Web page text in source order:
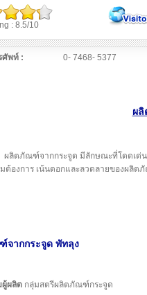
: 8.5/10
ศัพท์ : 0- 7468- 5377
ผลิ
ผลิตภัณฑ์จากกระจูด มีลักษณะที่โดดเด่
ต้องการ เน้นดอกและลวดลายของผลิ
จากกระจูด พัทลุง
ผู้ผลิต กลุ่มสตรีผลิตภัณฑ์กระจูด